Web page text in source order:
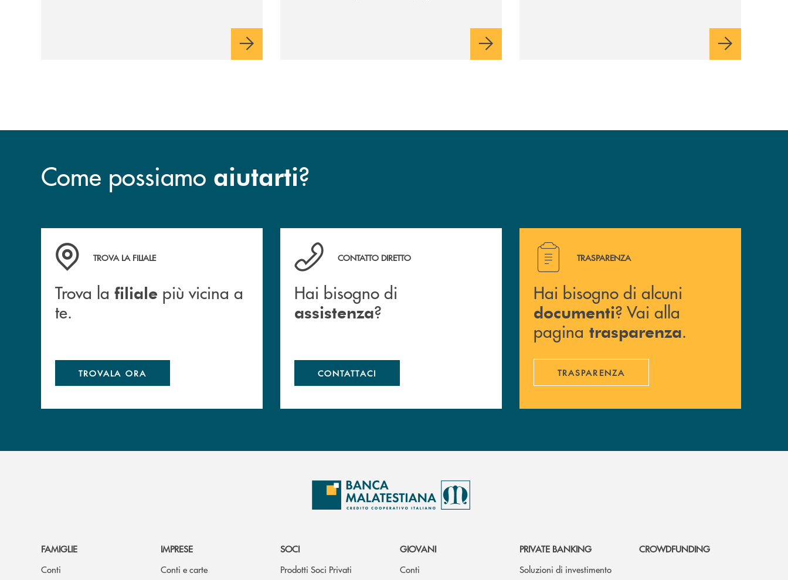
Come possiamo aiutarti?
Trova la filiale più vicina a te.
TROVA LA FILIALE
Trova la filiale più vicina a
te.
TROVALA ORA
Hai bisogno di assistenza ?&nbsp;
CONTATTO DIRETTO
Hai bisogno di
assistenza?
CONTATTACI
Hai bisogno di alcuni documenti ? Vai alla pagina
TRASPARENZA
Hai bisogno di alcuni
documenti? Vai alla
pagina trasparenza.
TRASPARENZA
FAMIGLIE
Conti
IMPRESE
Conti e carte
SOCI
Prodotti Soci Privati
GIOVANI
Conti
PRIVATE BANKING
Soluzioni di investimento
CROWDFUNDING